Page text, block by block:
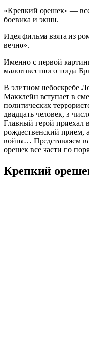
«Крепкий орешек» —
боевика и экшн.
Идея фильма взята из
вечно».
Именно с первой
малоизвестного тогда
В элитном небоскребе
Макклейн вступает в
политических
двадцать человек, в
Главный герой приехал
рождественский прием,
война… Представляем
орешек все части по
Крепкий